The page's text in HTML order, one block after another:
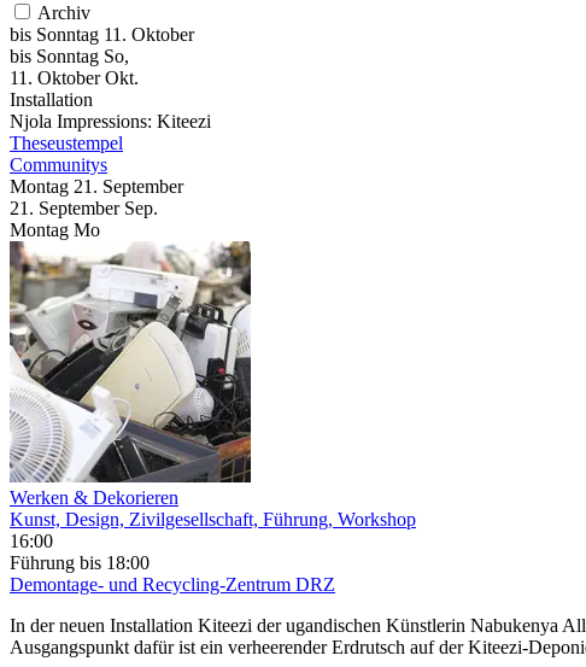
Archiv
bis Sonntag 11. Oktober
bis Sonntag So,
11. Oktober Okt.
Installation
Njola Impressions: Kiteezi
Theseustempel
Communitys
Montag 21. September
21. September Sep.
Montag Mo
Werken & Dekorieren
Kunst, Design, Zivilgesellschaft, Führung, Workshop
16:00
Führung bis 18:00
Demontage- und Recycling-Zentrum DRZ
In der neuen Installation Kiteezi der ugandischen Künstlerin Nabukenya
Ausgangspunkt dafür ist ein verheerender Erdrutsch auf der Kiteezi-